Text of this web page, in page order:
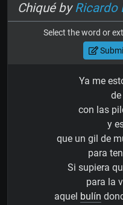
Chiqué byRicardo
Select the word or
Ya me
con las
y
que un gil de
para
Si supiera
para la
aquel bulín